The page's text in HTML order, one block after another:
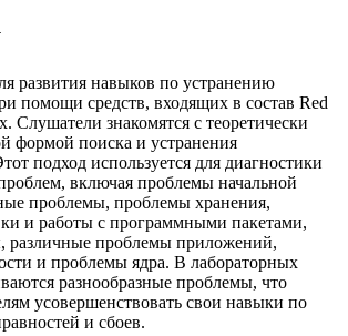
развития навыков по устранению
помощи средств, входящих в состав Red
Слушатели знакомятся с теоретически
формой поиска и устранения
подход используется для диагностики
включая проблемы начальной
проблемы, проблемы хранения,
и работы с программными пакетами,
различные проблемы приложений,
и проблемы ядра. В лабораторных
разнообразные проблемы, что
усовершенствовать свои навыки по
и сбоев.